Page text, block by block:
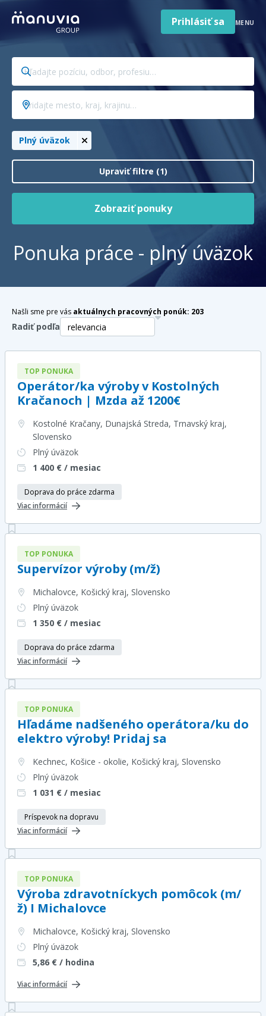
obsahPre firmy a zamestnávateľov
O nás
Slovenčina
Jazyk
Slovensko
Krajina/región
Prihlásiť sa MENU
Hľadajte
pozíciu,
odbor,
profesiu…
Pridajte
mesto,
krajinu…
Plný úväzok
Upraviť filtre (1)
Zobraziť ponuky
Ponuka práce - plný úväzok
Našli sme pre vás aktuálnych pracovných ponúk: 203
Radiť podľa
TOP PONUKA
Operátor/ka výroby v Kostolných
Kračanoch | Mzda až 1200€
Kostolné Kračany, Dunajská Streda, Trnavský kraj,
Slovensko
Plný úväzok
1 400 € / mesiac
Doprava do práce zdarma
Viac informácií
TOP PONUKA
Supervízor výroby (m/ž)
Michalovce, Košický kraj, Slovensko
Plný úväzok
1 350 € / mesiac
Doprava do práce zdarma
Viac informácií
TOP PONUKA
Hľadáme nadšeného operátora/ku do
elektro výroby! Pridaj sa
Kechnec, Košice - okolie, Košický kraj, Slovensko
Plný úväzok
1 031 € / mesiac
Príspevok na dopravu
Viac informácií
TOP PONUKA
Výroba zdravotníckych pomôcok (m/
ž) I Michalovce
Michalovce, Košický kraj, Slovensko
Plný úväzok
5,86 € / hodina
Viac informácií